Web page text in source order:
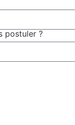
postuler ?